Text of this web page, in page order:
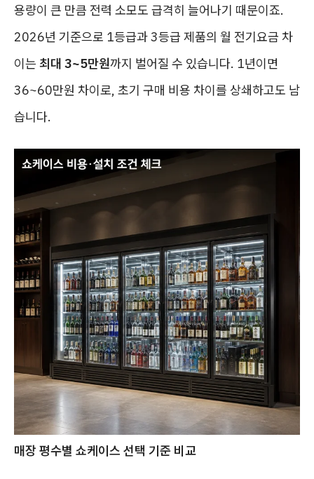
용량이 큰 만큼 전력 소모도 급격히 늘어나기 때문이죠.
2026년 기준으로 1등급과 3등급 제품의 월 전기요금 차
이는 최대 3~5만원까지 벌어질 수 있습니다. 1년이면
36~60만원 차이로, 초기 구매 비용 차이를 상쇄하고도 남
습니다.
매장 평수별 쇼케이스 선택 기준 비교